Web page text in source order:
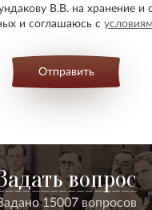
В.В. на хранение и
и соглашаюсь с
Отправить
вопрос
15007 вопросов